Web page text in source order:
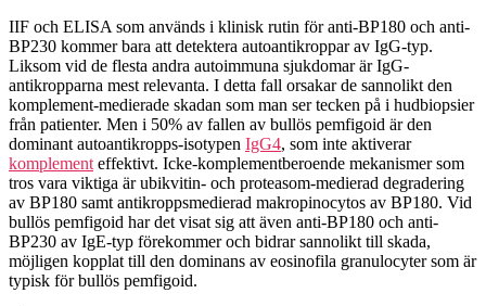
IIF och ELISA som används i klinisk rutin för anti-BP180 och anti-
BP230 kommer bara att detektera autoantikroppar av IgG-typ.
Liksom vid de flesta andra autoimmuna sjukdomar är IgG-
antikropparna mest relevanta. I detta fall orsakar de sannolikt den
komplement-medierade skadan som man ser tecken på i hudbiopsier
från patienter. Men i 50% av fallen av bullös pemfigoid är den
dominant autoantikropps-isotypen IgG4, som inte aktiverar
komplement effektivt. Icke-komplementberoende mekanismer som
tros vara viktiga är ubikvitin- och proteasom-medierad degradering
av BP180 samt antikroppsmedierad makropinocytos av BP180. Vid
bullös pemfigoid har det visat sig att även anti-BP180 och anti-
BP230 av IgE-typ förekommer och bidrar sannolikt till skada,
möjligen kopplat till den dominans av eosinofila granulocyter som är
typisk för bullös pemfigoid.